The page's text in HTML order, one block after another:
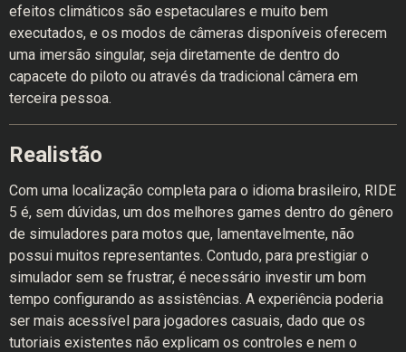
efeitos climáticos são espetaculares e muito bem
executados, e os modos de câmeras disponíveis oferecem
uma imersão singular, seja diretamente de dentro do
capacete do piloto ou através da tradicional câmera em
terceira pessoa.
Realistão
Com uma localização completa para o idioma brasileiro, RIDE
5 é, sem dúvidas, um dos melhores games dentro do gênero
de simuladores para motos que, lamentavelmente, não
possui muitos representantes. Contudo, para prestigiar o
simulador sem se frustrar, é necessário investir um bom
tempo configurando as assistências. A experiência poderia
ser mais acessível para jogadores casuais, dado que os
tutoriais existentes não explicam os controles e nem o